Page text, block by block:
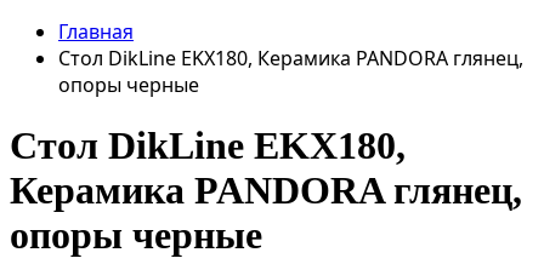
Главная
Стол DikLine EKX180, Керамика PANDORA глянец,
опоры черные
Стол DikLine EKX180,
Керамика PANDORA глянец,
опоры черные